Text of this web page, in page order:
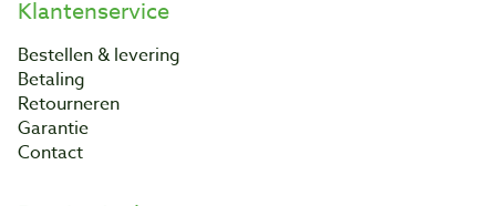
Klantenservice
Bestellen & levering
Betaling
Retourneren
Garantie
Contact